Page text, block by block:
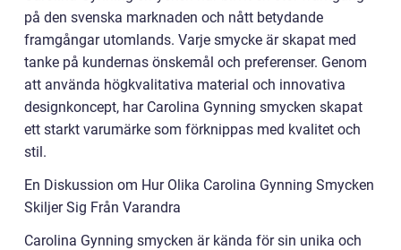
på den svenska marknaden och nått betydande
framgångar utomlands. Varje smycke är skapat med
tanke på kundernas önskemål och preferenser. Genom
att använda högkvalitativa material och innovativa
designkoncept, har Carolina Gynning smycken skapat
ett starkt varumärke som förknippas med kvalitet och
stil.
En Diskussion om Hur Olika Carolina Gynning Smycken
Skiljer Sig Från Varandra
Carolina Gynning smycken är kända för sin unika och